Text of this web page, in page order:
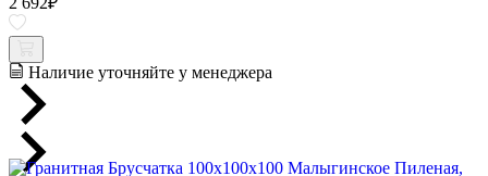
Наличие уточняйте у менеджера